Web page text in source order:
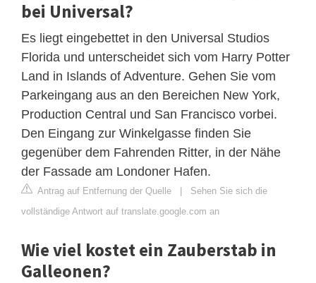
bei Universal?
Es liegt eingebettet in den Universal Studios
Florida und unterscheidet sich vom Harry Potter
Land in Islands of Adventure. Gehen Sie vom
Parkeingang aus an den Bereichen New York,
Production Central und San Francisco vorbei.
Den Eingang zur Winkelgasse finden Sie
gegenüber dem Fahrenden Ritter, in der Nähe
der Fassade am Londoner Hafen.
Antrag auf Entfernung der Quelle | Sehen Sie sich die
vollständige Antwort auf translate.google.com an
Wie viel kostet ein Zauberstab in
Galleonen?